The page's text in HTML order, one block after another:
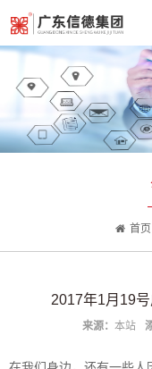
首页
2017年1月19
来源： 本站